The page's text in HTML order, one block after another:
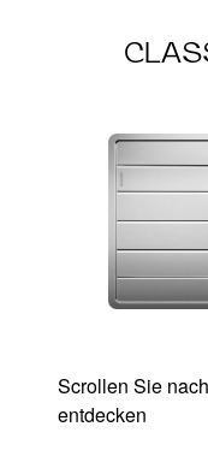
Scrollen Sie
entdecken